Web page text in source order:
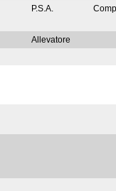
P.S.A.
Allevatore